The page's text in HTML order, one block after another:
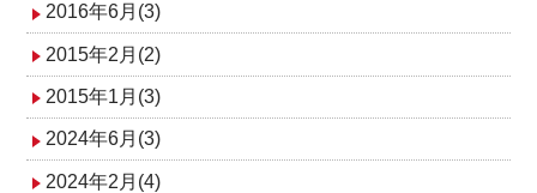
2016年6月(3)
2015年2月(2)
2015年1月(3)
2024年6月(3)
2024年2月(4)